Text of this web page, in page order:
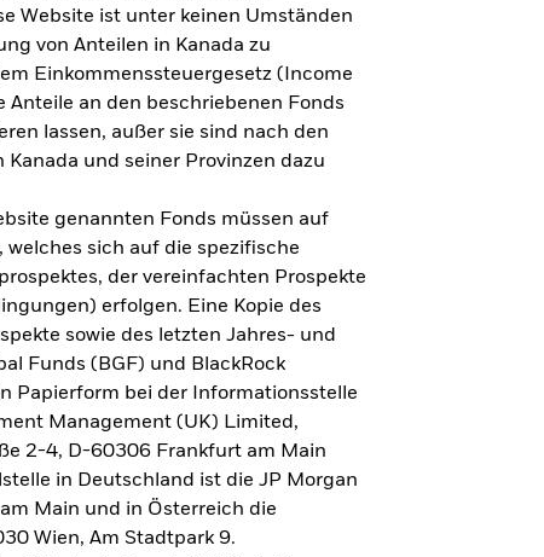
Website ist unter keinen Umständen
von Anteilen in Kanada zu
Einkommenssteuergesetz (Income
Anteile an den beschriebenen Fonds
lassen, außer sie sind nach den
und seiner Provinzen dazu
genannten Fonds müssen auf
welches sich auf die spezifische
der vereinfachten Prospekte
erfolgen. Eine Kopie des
sowie des letzten Jahres- und
Funds (BGF) und BlackRock
Papierform bei der Informationsstelle
Management (UK) Limited,
2-4, D-60306 Frankfurt am Main
in Deutschland ist die JP Morgan
Main und in Österreich die
Wien, Am Stadtpark 9.